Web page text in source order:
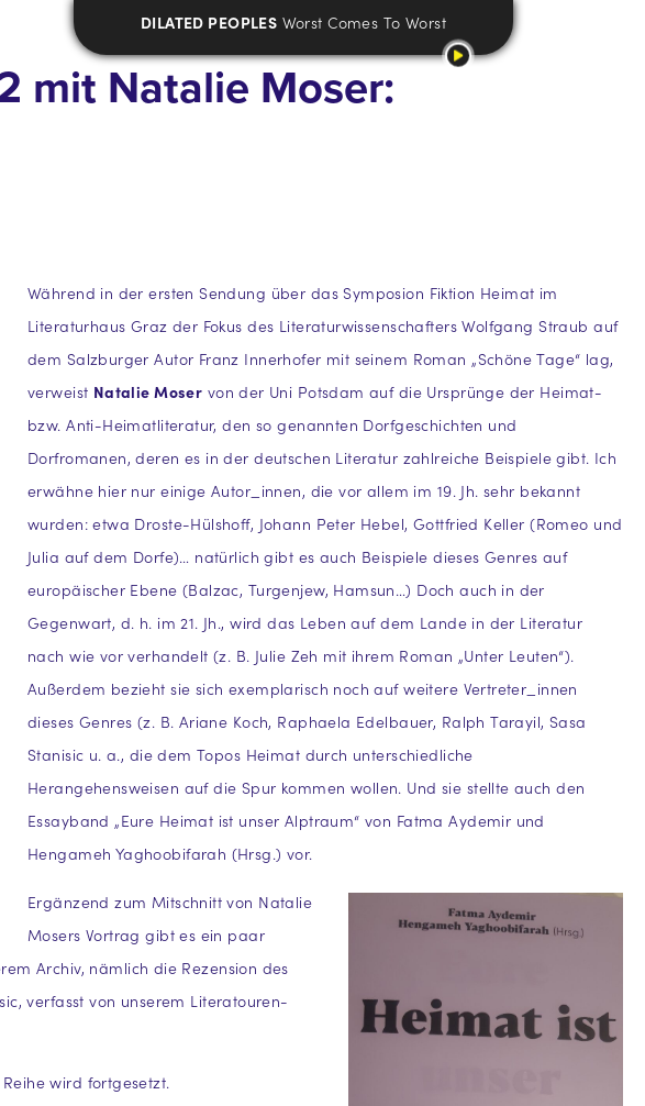
DILATED PEOPLES Worst Comes To Worst
mit Natalie Moser:
Während in der ersten Sendung über das Symposion Fiktion Heimat im
Literaturhaus Graz der Fokus des Literaturwissenschafters Wolfgang Straub auf
dem Salzburger Autor Franz Innerhofer mit seinem Roman „Schöne Tage“ lag,
verweist Natalie Moser von der Uni Potsdam auf die Ursprünge der Heimat-
bzw. Anti-Heimatliteratur, den so genannten Dorfgeschichten und
Dorfromanen, deren es in der deutschen Literatur zahlreiche Beispiele gibt. Ich
erwähne hier nur einige Autor_innen, die vor allem im 19. Jh. sehr bekannt
wurden: etwa Droste-Hülshoff, Johann Peter Hebel, Gottfried Keller (Romeo und
Julia auf dem Dorfe)… natürlich gibt es auch Beispiele dieses Genres auf
europäischer Ebene (Balzac, Turgenjew, Hamsun…) Doch auch in der
Gegenwart, d. h. im 21. Jh., wird das Leben auf dem Lande in der Literatur
nach wie vor verhandelt (z. B. Julie Zeh mit ihrem Roman „Unter Leuten“).
Außerdem bezieht sie sich exemplarisch noch auf weitere Vertreter_innen
dieses Genres (z. B. Ariane Koch, Raphaela Edelbauer, Ralph Tarayil, Sasa
Stanisic u. a., die dem Topos Heimat durch unterschiedliche
Herangehensweisen auf die Spur kommen wollen. Und sie stellte auch den
Essayband „Eure Heimat ist unser Alptraum“ von Fatma Aydemir und
Hengameh Yaghoobifarah (Hrsg.) vor.
Ergänzend zum Mitschnitt von Natalie
Mosers Vortrag gibt es ein paar
Archiv, nämlich die Rezension des
verfasst von unserem Literatouren-
wird fortgesetzt.